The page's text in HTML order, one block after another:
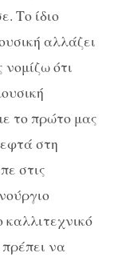
Το ίδιο
αλλάζει
ότι
το πρώτο μας
στη
στις
να